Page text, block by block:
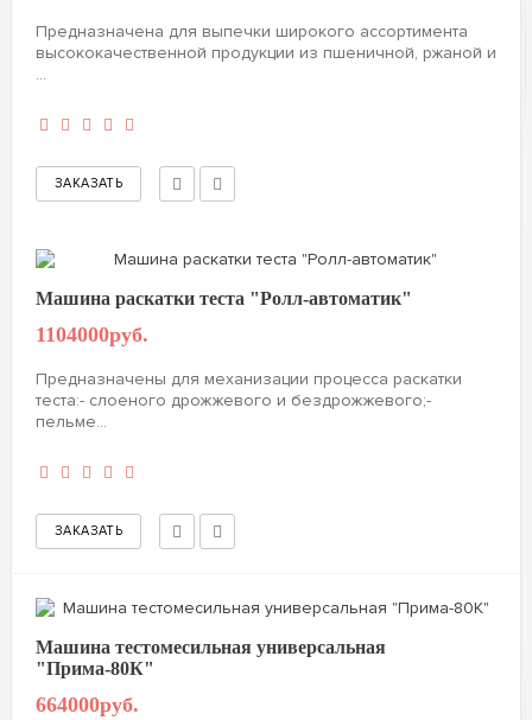
Предназначена для выпечки широкого ассортимента
высококачественной продукции из пшеничной, ржаной и
...
Машина раскатки теста "Ролл-автоматик"
1104000руб.
Предназначены для механизации процесса раскатки
теста:- слоеного дрожжевого и бездрожжевогo;-
пельме...
Машина тестомесильная универсальная
"Прима-80К"
664000руб.